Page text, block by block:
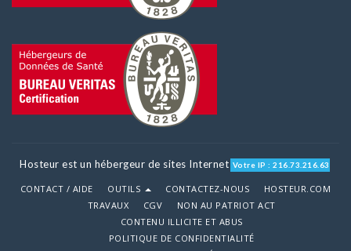
Hosteur est un hébergeur de sites Internet Votre IP : 216.73.216.63
CONTACT / AIDE OUTILS CONTACTEZ-NOUS
HOSTEUR.COM
TRAVAUX
CGV
NON AU PATRIOT ACT
CONTENU ILLICITE ET ABUS
POLITIQUE DE CONFIDENTIALITÉ